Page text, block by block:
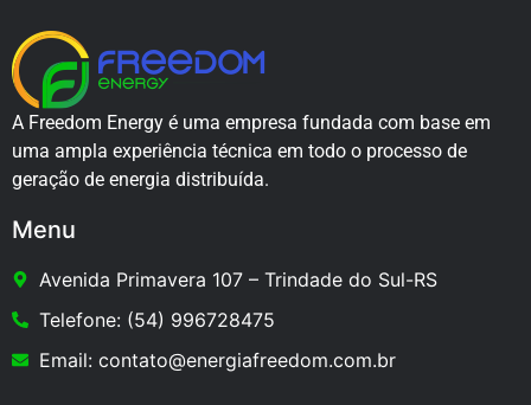
A Freedom Energy é uma empresa fundada com base em
uma ampla experiência técnica em todo o processo de
geração de energia distribuída.
Menu
Avenida Primavera 107 – Trindade do Sul-RS
Telefone: (54) 996728475
Email: contato@energiafreedom.com.br